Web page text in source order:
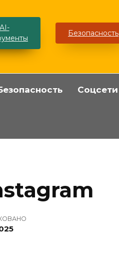
AI-
Безопасность
Соцсети